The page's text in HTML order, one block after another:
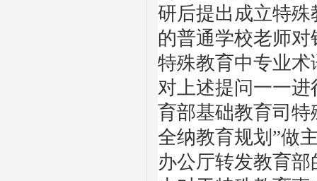
研后提出成立特
的普通学校老师
特殊教育中专业
对上述提问一一
育部基础教育司
全纳教育规划”做
办公厅转发教育